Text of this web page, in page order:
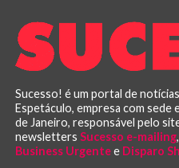
Sucesso! é um portal de
Espetáculo, empresa com sede
de Janeiro, responsável pelo
newsletters Sucesso e-mailing,
Business Urgentee Disparo